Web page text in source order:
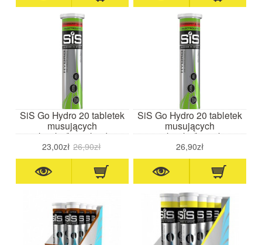
SiS Go Hydro 20 tabletek
musujących
truskawka/limonka data
waż. 11.26
23,00zł 26,90zł
SiS Go Hydro 20 tabletek
musujących
truskawka/limonka
26,90zł